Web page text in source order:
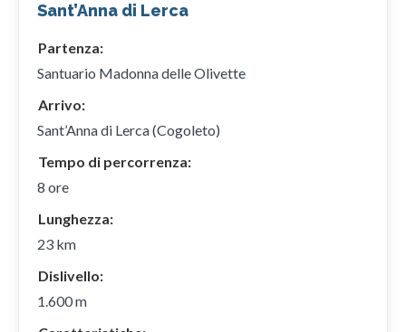
Sant’Anna di Lerca
Partenza:
Santuario Madonna delle Olivette
Arrivo:
Sant’Anna di Lerca (Cogoleto)
Tempo di percorrenza:
8 ore
Lunghezza:
23 km
Dislivello:
1.600 m